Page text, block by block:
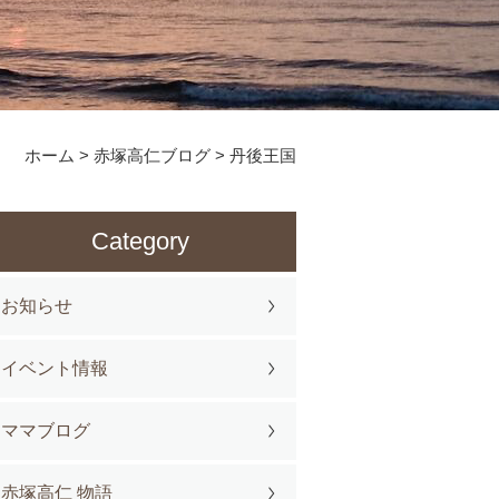
ホーム > 赤塚高仁ブログ > 丹後王国
Category
お知らせ
イベント情報
ママブログ
赤塚高仁 物語